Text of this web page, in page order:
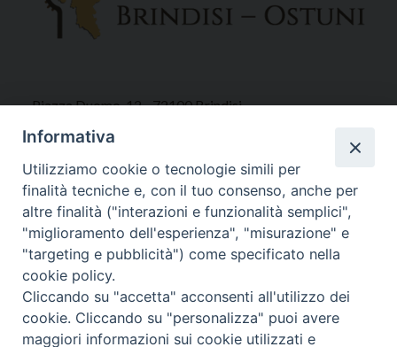
Piazza Duomo, 12 - 72100 Brindisi
Tel 0831.521958
Fax 0831.528315
Orari Curia
Mar. / Mer. / Giov. ore 9 - 13
nei mesi estivi solo Martedì ore 9 - 13
WebMail
Informativa
Utilizziamo cookie o tecnologie simili per
finalità tecniche e, con il tuo consenso, anche per
altre finalità ("interazioni e funzionalità semplici",
"miglioramento dell'esperienza", "misurazione" e
"targeting e pubblicità") come specificato nella
cookie policy.
Cliccando su "accetta" acconsenti all'utilizzo dei
cookie. Cliccando su "personalizza" puoi avere
maggiori informazioni sui cookie utilizzati e